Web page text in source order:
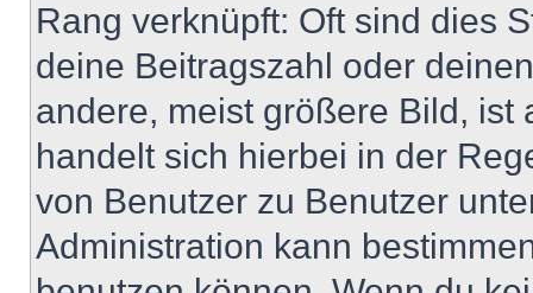
Rang verknüpft: Oft sind dies
deine Beitragszahl oder
andere, meist größere Bild, ist
handelt sich hierbei in der
von Benutzer zu Benutzer
Administration kann